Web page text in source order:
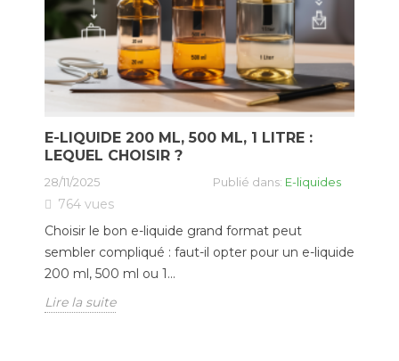
E-LIQUIDE 200 ML, 500 ML, 1 LITRE :
LEQUEL CHOISIR ?
Publié dans: E-liquides
28/11/2025
764 vues
Choisir le bon e-liquide grand format peut
sembler compliqué : faut-il opter pour un e-liquide
200 ml, 500 ml ou 1...
Lire la suite